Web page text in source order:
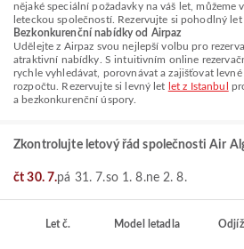
nějaké speciální požadavky na váš let, můžeme
leteckou společností. Rezervujte si pohodlný let
Bezkonkurenční nabídky od Airpaz
Udělejte z Airpaz svou nejlepší volbu pro
atraktivní nabídky. S intuitivním online
rychle vyhledávat, porovnávat a zajišťovat
rozpočtu. Rezervujte si levný let let z Istanbul
a bezkonkurenční úspory.
Zkontrolujte letový řád společnosti Air
čt 30. 7.pá 31. 7.so 1. 8.ne 2. 8.
Let č. Model letadla